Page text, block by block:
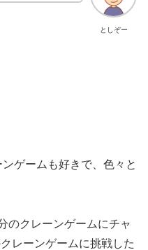
としぞー
ゲームも好きで、色々と
のクレーンゲームにチャ
レーンゲームに挑戦した